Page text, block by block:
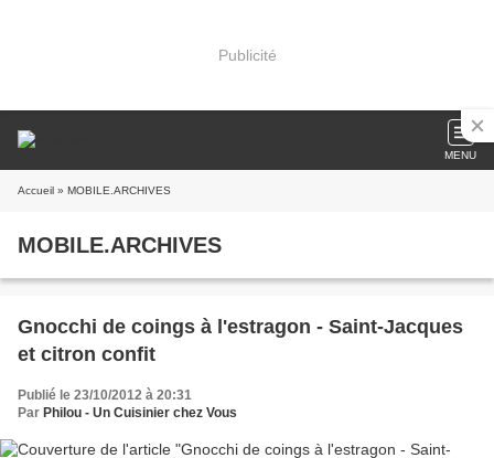
Publicité
MENU
Accueil » MOBILE.ARCHIVES
MOBILE.ARCHIVES
Gnocchi de coings à l'estragon - Saint-Jacques
et citron confit
Publié le 23/10/2012 à 20:31
Par Philou - Un Cuisinier chez Vous